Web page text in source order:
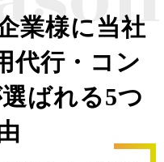
業様に当社
代行・コン
ばれる5つ